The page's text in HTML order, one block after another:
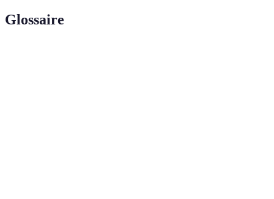
Glossaire